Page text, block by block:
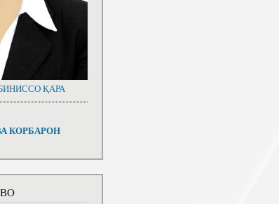
ҚАРА
КОРБАРОН